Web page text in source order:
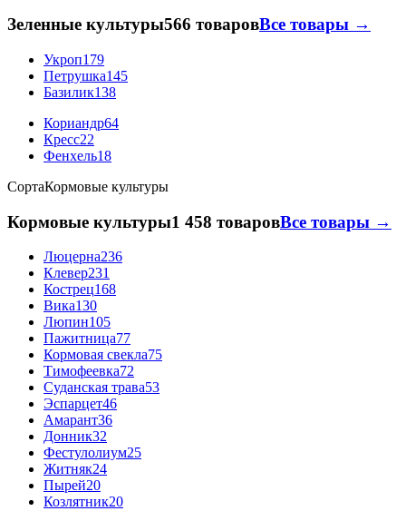
Зеленные культуры566 товаровВсе товары →
Укроп179
Петрушка145
Базилик138
Кориандр64
Кресс22
Фенхель18
СортаКормовые культуры
Кормовые культуры1 458 товаровВсе товары →
Люцерна236
Клевер231
Кострец168
Вика130
Люпин105
Пажитница77
Кормовая свекла75
Тимофеевка72
Суданская трава53
Эспарцет46
Амарант36
Донник32
Фестулолиум25
Житняк24
Пырей20
Козлятник20